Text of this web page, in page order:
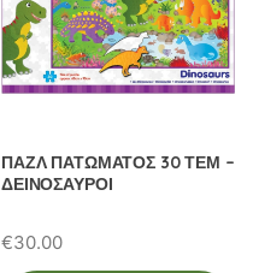
ΠΑΖΛ ΠΑΤΩΜΑΤΟΣ 30 ΤΕΜ –
ΔΕΙΝΟΣΑΥΡΟΙ
€30.00